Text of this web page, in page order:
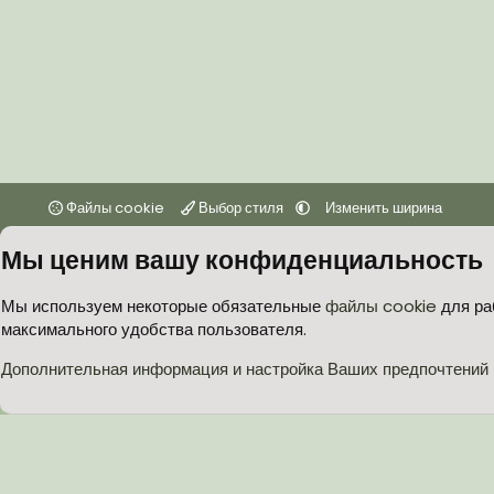
Файлы cookie Выбор стиля Изменить ширина
Мы ценим вашу конфиденциальность
Мы используем некоторые обязательныефайлы cookie для
максимального удобства пользователя.
Дополнительная информация и настройка Ваших предпочтений